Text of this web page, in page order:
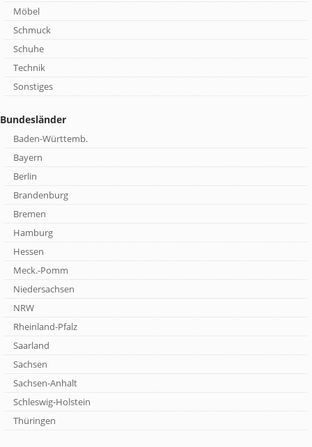
Möbel
Schmuck
Schuhe
Technik
Sonstiges
Bundesländer
Baden-Württemb.
Bayern
Berlin
Brandenburg
Bremen
Hamburg
Hessen
Meck.-Pomm
Niedersachsen
NRW
Rheinland-Pfalz
Saarland
Sachsen
Sachsen-Anhalt
Schleswig-Holstein
Thüringen